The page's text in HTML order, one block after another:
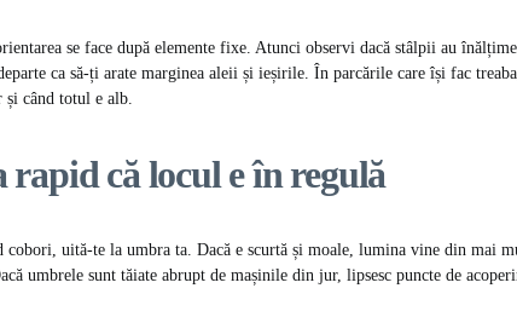
se face după elemente fixe. Atunci observi dacă stâlpii au
ca să-ți arate marginea aleii și ieșirile. În parcările care își fac
și când totul e alb.
rapid că locul e în regulă
cobori, uită-te la umbra ta. Dacă e scurtă și moale, lumina vine din mai
umbrele sunt tăiate abrupt de mașinile din jur, lipsesc puncte de